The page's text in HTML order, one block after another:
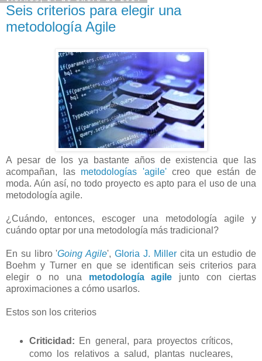
Seis criterios para elegir una
metodología Agile
A pesar de los ya bastante años de existencia que las
acompañan, las metodologías 'agile'creo que están de
moda. Aún así, no todo proyecto es apto para el uso de una
metodología agile.
¿Cuándo, entonces, escoger una metodología agile y
cuándo optar por una metodología más tradicional?
En su libro 'Going Agile',Gloria J. Millercita un estudio de
Boehm y Turner en que se identifican seis criterios para
elegir o no una metodología agile junto con ciertas
aproximaciones a cómo usarlos.
Estos son los criterios
Criticidad: En general, para proyectos críticos,
como los relativos a salud, plantas nucleares,